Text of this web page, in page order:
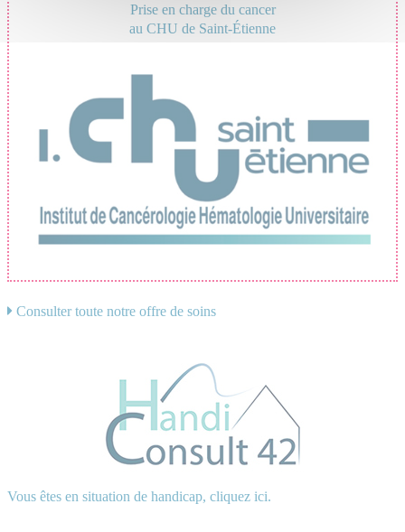
Prise en charge du cancer
au CHU de Saint-Étienne
Consulter toute notre offre de soins
Vous êtes en situation de handicap, cliquez ici.